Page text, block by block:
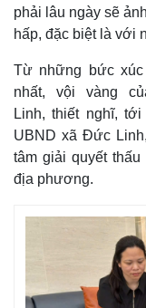
phải lâu ngày sẽ
hấp, đặc biệt là với
Từ những bức
nhất, vội vàng
Linh, thiết nghĩ,
UBND xã Đức
tâm giải quyết
địa phương.